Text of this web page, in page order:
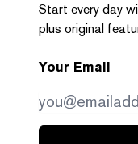
Start every day
plus original
Your Email